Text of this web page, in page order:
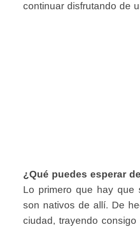
continuar disfrutando de
¿Qué puedes esperar
Lo primero que hay que
son nativos de allí. De
ciudad, trayendo